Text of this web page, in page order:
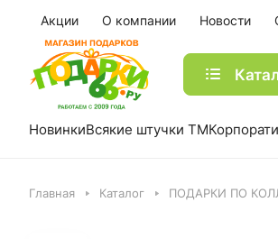
Акции О компании Новости
НовинкиВсякие штучки ТМ
Главная Каталог ПОДАРКИ ПО